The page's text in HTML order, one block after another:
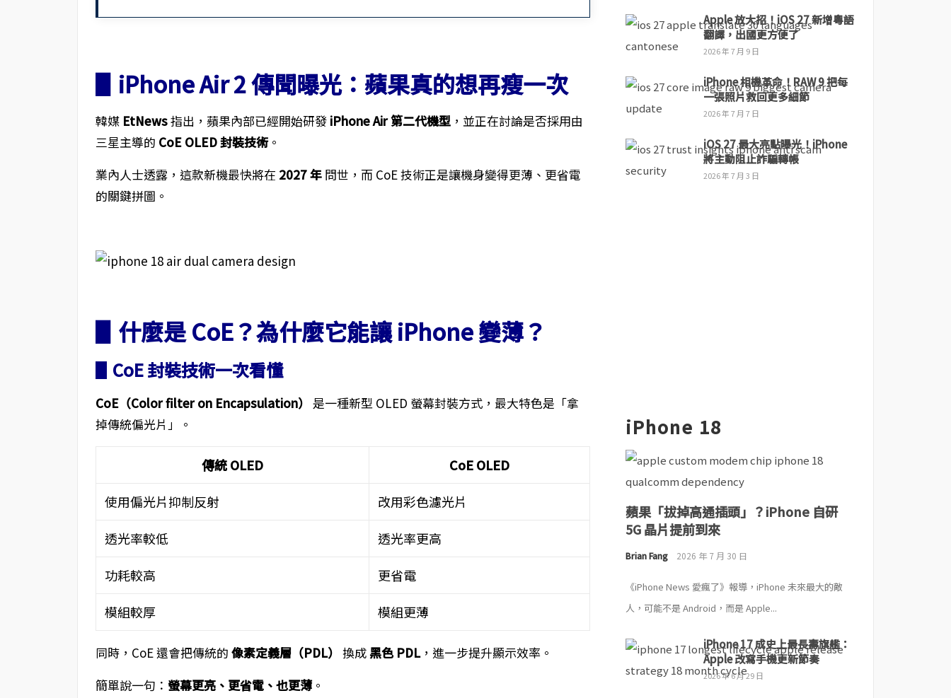
▋iPhone Air 2 傳聞曝光：蘋果真的想再瘦一次
韓媒 EtNews指出，蘋果內部已經開始研發 iPhone Air 第二代機型，並正在討論是否採用由
三星主導的 CoE OLED 封裝技術。
業內人士透露，這款新機最快將在 2027 年問世，而 CoE 技術正是讓機身變得更薄、更省電
的關鍵拼圖。
▋什麼是 CoE？為什麼它能讓 iPhone 變薄？
▋CoE 封裝技術一次看懂
CoE（Color filter on Encapsulation） 是一種新型 OLED 螢幕封裝方式，最大特色是「拿
掉傳統偏光片」。
傳統 OLED
CoE OLED
使用偏光片抑制反射
改用彩色濾光片
透光率較低
透光率更高
功耗較高
更省電
模組較厚
模組更薄
同時，CoE 還會把傳統的 像素定義層（PDL） 換成 黑色 PDL，進一步提升顯示效率。
簡單說一句： 螢幕更亮、更省電、也更薄。
Apple 放大招！iOS 27 新增粵語
翻譯，出國更方便了
2026 年 7 月 9 日
iPhone 相機革命！RAW 9 把每
一張照片救回更多細節
2026 年 7 月 7 日
iOS 27 最大亮點曝光！iPhone
將主動阻止詐騙轉帳
2026 年 7 月 3 日
iPhone 18
蘋果「拔掉高通插頭」？iPhone 自研
5G 晶片提前到來
Brian Fang 2026 年 7 月 30 日
《iPhone News 愛瘋了》報導，iPhone 未來最大的敵
人，可能不是 Android，而是 Apple...
iPhone 17 成史上最長壽旗艦：
Apple 改寫手機更新節奏
2026 年 6 月 29 日